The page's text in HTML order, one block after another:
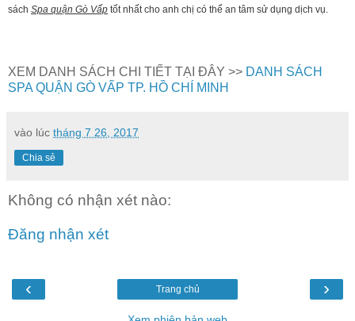
sách Spa quận Gò Vấp tốt nhất cho anh chị có thể an tâm sử dụng dịch vụ.
XEM DANH SÁCH CHI TIẾT TẠI ĐÂY >> DANH SÁCH
SPA QUẬN GÒ VẤP TP. HỒ CHÍ MINH
vào lúc tháng 7 26, 2017
Chia sẻ
Không có nhận xét nào:
Đăng nhận xét
‹ ›
Trang chủ